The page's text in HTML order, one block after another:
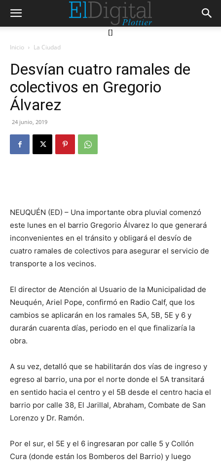
[]
Inicio La Ciudad
Desvían cuatro ramales de
colectivos en Gregorio
Álvarez
24 junio, 2019
NEUQUÉN (ED) – Una importante obra pluvial comenzó
este lunes en el barrio Gregorio Álvarez lo que generará
inconvenientes en el tránsito y obligará el desvío de
cuatro ramales de colectivos para asegurar el servicio de
transporte a los vecinos.
El director de Atención al Usuario de la Municipalidad de
Neuquén, Ariel Pope, confirmó en Radio Calf, que los
cambios se aplicarán en los ramales 5A, 5B, 5E y 6 y
durarán cuarenta días, periodo en el que finalizaría la
obra.
A su vez, detalló que se habilitarán dos vías de ingreso y
egreso al barrio, una por el norte donde el 5A transitará
en sentido hacia el centro y el 5B desde el centro hacia el
barrio por calle 38, El Jarillal, Abraham, Combate de San
Lorenzo y Dr. Ramón.
Por el sur, el 5E y el 6 ingresaran por calle 5 y Collón
Cura (donde están los Bomberos del Barrio) y luego